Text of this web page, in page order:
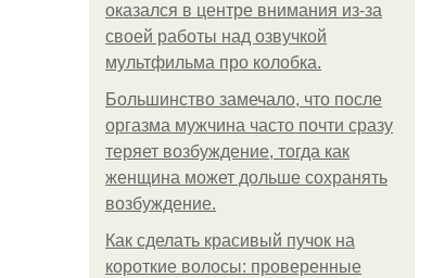
оказался в центре внимания из-за
своей работы над озвучкой
мультфильма про колобка.
Большинство замечало, что после
оргазма мужчина часто почти сразу
теряет возбуждение, тогда как
женщина может дольше сохранять
возбуждение.
Как сделать красивый пучок на
короткие волосы: проверенные